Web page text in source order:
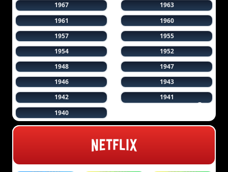
1967
1963
1961
1960
1957
1955
1954
1952
1948
1947
1946
1943
1942
1941
1940